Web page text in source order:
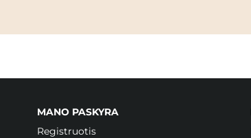
MANO PASKYRA
Registruotis